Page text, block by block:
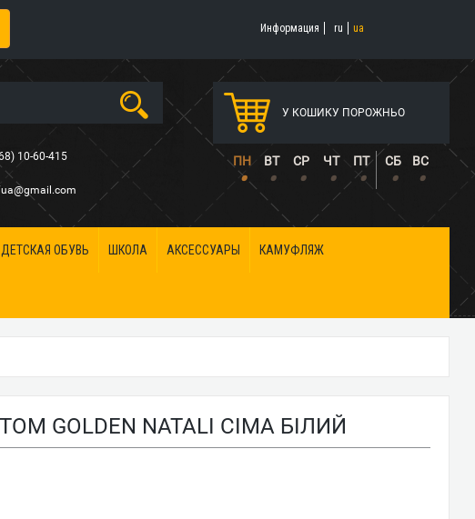
Информация ru ua
10-60-415
У КОШИКУ ПОРОЖНЬО
ПН ВТ СР ЧТ ПТ СБ ВС
• • • • • • •
ДЕТСКАЯ ОБУВЬ ШКОЛА АКСЕССУАРЫ КАМУФЛЯЖ
GOLDEN NATALI СІМА БІЛИЙ